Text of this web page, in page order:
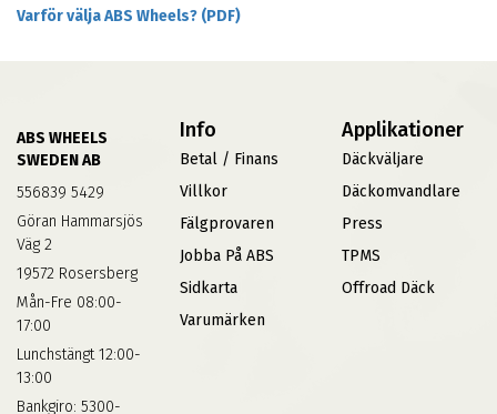
Varför välja ABS Wheels? (PDF)
ABS WHEELS
SWEDEN AB
556839 5429
Göran Hammarsjös
Väg 2
19572 Rosersberg
Mån-Fre 08:00-
17:00
Lunchstängt 12:00-
13:00
Bankgiro: 5300-
Info
Betal / Finans
Villkor
Fälgprovaren
Jobba På ABS
Sidkarta
Varumärken
Applikationer
Däckväljare
Däckomvandlare
Press
TPMS
Offroad Däck